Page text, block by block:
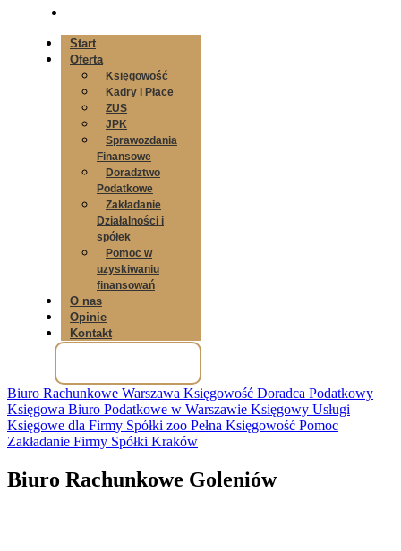
Start
Oferta
Księgowość
Kadry i Płace
ZUS
JPK
Sprawozdania
Finansowe
Doradztwo
Podatkowe
Zakładanie
Działalności i
spółek
Pomoc w
uzyskiwaniu
finansowań
O nas
Opinie
Kontakt
Biuro Rachunkowe Warszawa Księgowość Doradca Podatkowy
Księgowa Biuro Podatkowe w Warszawie Księgowy Usługi
Księgowe dla Firmy Spółki zoo Pełna Księgowość Pomoc
Zakładanie Firmy Spółki Kraków
Biuro Rachunkowe Goleniów